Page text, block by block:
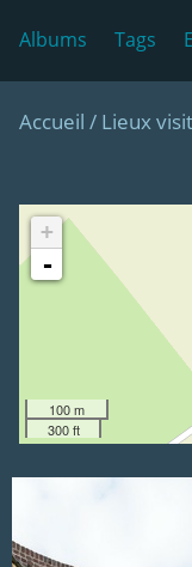
Albums Tags
Accueil / Lieux
+
-
100 m
300 ft